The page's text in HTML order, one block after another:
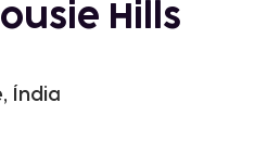
Hills
Índia